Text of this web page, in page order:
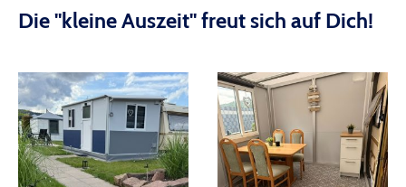
Die "kleine Auszeit" freut sich auf Dich!